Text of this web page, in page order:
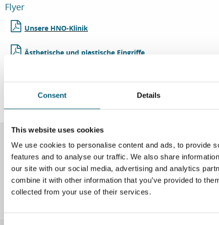
Consent Details
This website uses cookies
We use cookies to personalise content and ads, to provide
features and to analyse our traffic. We also share
our site with our social media, advertising and analytics
combine it with other information that you’ve provided to
collected from your use of their services.
Flyer
Unsere HNO-Klinik
Ästhetische und plastische Eingriffe
Instagram Facebook
LinkedIn YouTube